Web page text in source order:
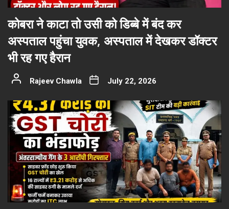
कोबरा ने काटा तो उसी को डिब्बे में बंद कर
अस्पताल पहुंचा युवक, अस्पताल में देखकर डॉक्टर
भी रह गए हैरान
Rajeev Chawla July 22, 2026